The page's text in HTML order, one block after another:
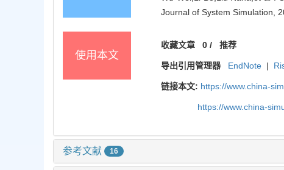
Journal of System Simulation,
使用本文
收藏文章 0 /推荐
导出引用管理器 EndNote |
链接本文: https://www.china-
https://www.china-
参考文献 16